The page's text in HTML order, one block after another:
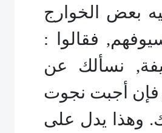
بعض الخوارج
فقالوا :
نسألك عن
فإن أجبت نجوت
وهذا يدل على